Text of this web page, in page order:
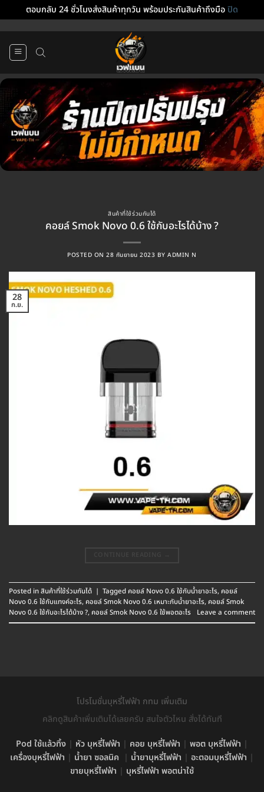
ตอบกลับ 24 ชั่วโมงส่งสินค้าทุกวัน พร้อมประกันสินค้าถึงมือปิด
สินค้าที่ใช้ร่วมกันได้
คอยล์ Smok Novo 0.6 ใช้กับอะไรได้บ้าง ?
POSTED ON28 กันยายน 2023 BYADMIN N
28
ก.ย.
Posted inสินค้าที่ใช้ร่วมกันได้ | Tagged คอยล์ Novo 0.6 ใช้กับน้ำยาอะไร, คอยล์
Novo 0.6 ใช้กับแทงค์อะไร, คอยล์ Smok Novo 0.6 เหมาะกับน้ำยาอะไร, คอยล์ Smok
Novo 0.6 ใช้กับอะไรได้บ้าง ?, คอยล์ Smok Novo 0.6 ใช้พอตอะไร Leave a comment
โปรโมชั่นบุหรี่ไฟฟ้า กทม เพิ่มเติม
คลิกดูสินค้าเพิ่มเติมได้เลยครับ สนใจตัวไหน สั่งได้ทันที
Pod ใช้แล้วทิ้ง | หัว บุหรี่ไฟฟ้า | คอย บุหรี่ไฟฟ้า | พอต บุหรี่ไฟฟ้า |
เครื่องบุหรี่ไฟฟ้า | น้ำยา ซอลนิค | น้ำยาบุหรี่ไฟฟ้า | อะตอมบุหรี่ไฟฟ้า |
ขายบุหรี่ไฟฟ้า | บุหรี่ไฟฟ้า พอตน่าใช้